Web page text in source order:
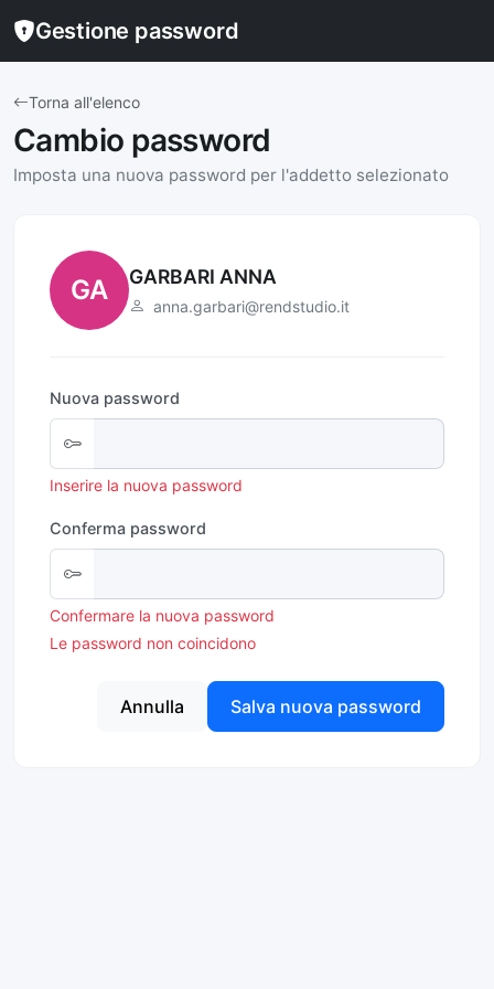
Gestione password
Torna all'elenco
Cambio password
Imposta una nuova password per l'addetto selezionato
GA GARBARI ANNA
anna.garbari@rendstudio.it
Nuova password
Inserire la nuova password
Conferma password
Confermare la nuova password
Le password non coincidono
Annulla